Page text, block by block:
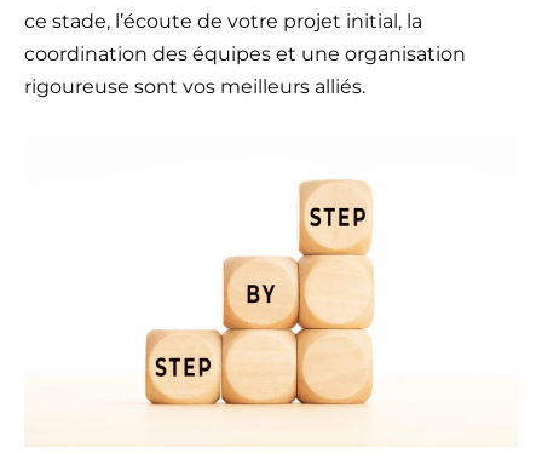
ce stade, l’écoute de votre projet initial, la
coordination des équipes et une organisation
rigoureuse sont vos meilleurs alliés.